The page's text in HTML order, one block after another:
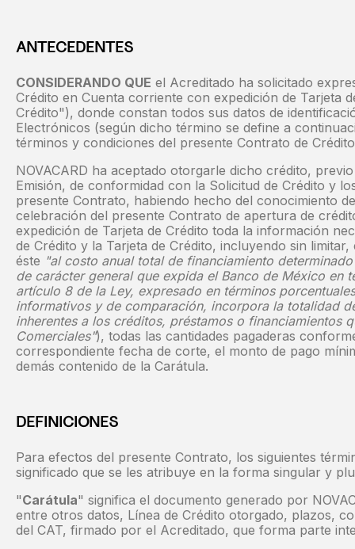
ANTECEDENTES
CONSIDERANDO QUE el Acreditado ha solicitado
Crédito en Cuenta corriente con expedición de Tarjeta
Crédito"), donde constan todos sus datos de
Electrónicos (según dicho término se define a
términos y condiciones del presente Contrato de
NOVACARD ha aceptado otorgarle dicho crédito,
Emisión, de conformidad con la Solicitud de Crédito y
presente Contrato, habiendo hecho del conocimiento
celebración del presente Contrato de apertura de
expedición de Tarjeta de Crédito toda la información
de Crédito y la Tarjeta de Crédito, incluyendo sin
éste "al costo anual total de financiamiento
de carácter general que expida el Banco de México en
artículo 8 de la Ley, expresado en términos
informativos y de comparación, incorpora la totalidad
inherentes a los créditos, préstamos o financiamientos
Comerciales"), todas las cantidades pagaderas
correspondiente fecha de corte, el monto de pago
demás contenido de la Carátula.
DEFINICIONES
Para efectos del presente Contrato, los siguientes
significado que se les atribuye en la forma singular y
"Carátula" significa el documento generado por
entre otros datos, Línea de Crédito otorgado, plazos,
del CAT, firmado por el Acreditado, que forma parte